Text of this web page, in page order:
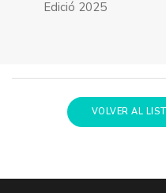
Edició 2025
VOLVER AL